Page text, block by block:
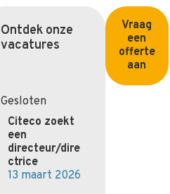
Ontdek onze
vacatures
Gesloten
Citeco zoekt
een
directeur/dire
ctrice
13 maart 2026
Vraag
een
offerte
aan